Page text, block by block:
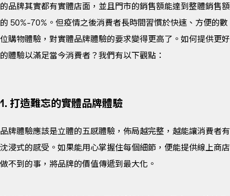
的品牌其實都有實體店面，並且門市的銷售額能達到整體銷售額
的 50%-70%。但疫情之後消費者長時間習慣於快速、方便的數
位購物體驗，對實體品牌體驗的要求變得更高了。如何提供更好
的體驗以滿足當今消費者？我們有以下觀點：
1. 打造難忘的實體品牌體驗
品牌體驗應該是立體的五感體驗，佈局越完整，越能讓消費者有
沈浸式的感受。如果能用心掌握住每個細節，便能提供線上商店
做不到的事，將品牌的價值傳遞到最大化。